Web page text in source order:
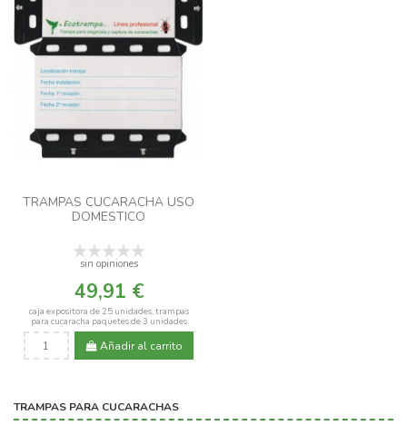
TRAMPAS CUCARACHA USO
DOMESTICO
sin opiniones
49,91 €
caja expositora de 25 unidades, trampas
para cucaracha paquetes de 3 unidades
Añadir al carrito
TRAMPAS PARA CUCARACHAS